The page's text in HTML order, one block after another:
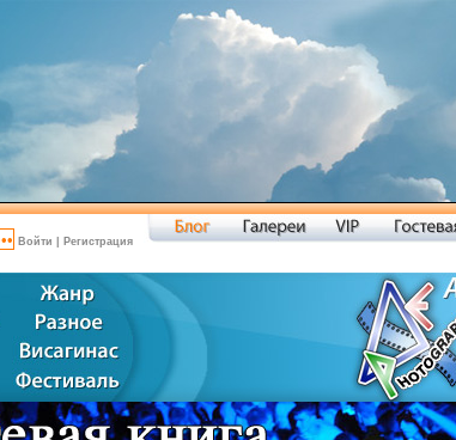
Войти Регистрация